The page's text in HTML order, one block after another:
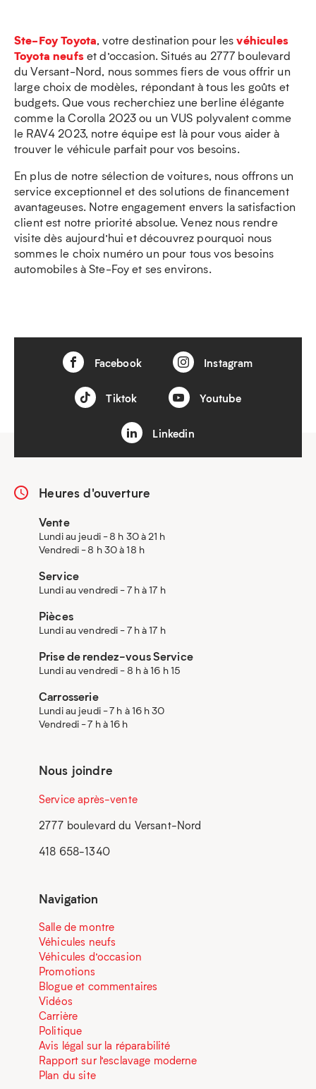
Ste-Foy Toyota, votre destination pour lesvéhicules
Toyota neufset d’occasion. Situés au 2777 boulevard
du Versant-Nord, nous sommes fiers de vous offrir un
large choix de modèles, répondant à tous les goûts et
budgets. Que vous recherchiez une berline élégante
comme la Corolla 2023 ou un VUS polyvalent comme
le RAV4 2023, notre équipe est là pour vous aider à
trouver le véhicule parfait pour vos besoins.
En plus de notre sélection de voitures, nous offrons un
service exceptionnel et des solutions de financement
avantageuses. Notre engagement envers la satisfaction
client est notre priorité absolue. Venez nous rendre
visite dès aujourd’hui et découvrez pourquoi nous
sommes le choix numéro un pour tous vos besoins
automobiles à Ste-Foy et ses environs.
Facebook Instagram
Tiktok Youtube
Linkedin
Heures d'ouverture
Vente
Lundi au jeudi - 8 h 30 à 21 h
Vendredi - 8 h 30 à 18 h
Service
Lundi au vendredi - 7 h à 17 h
Pièces
Lundi au vendredi - 7 h à 17 h
Prise de rendez-vous Service
Lundi au vendredi - 8 h à 16 h 15
Carrosserie
Lundi au jeudi - 7 h à 16 h 30
Vendredi - 7 h à 16 h
Nous joindre
Service après-vente
2777 boulevard du Versant-Nord
418 658-1340
Navigation
Salle de montre
Véhicules neufs
Véhicules d’occasion
Promotions
Blogue et commentaires
Vidéos
Carrière
Politique
Avis légal sur la réparabilité
Rapport sur l’esclavage moderne
Plan du site